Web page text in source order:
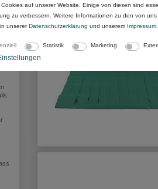
Cookies auf unserer Website. Einige von diesen sind
zu verbessern. Weitere Informationen zu den von
unsererDaten­schutz­erklärung und unserem Impressum
Statistik Marketing